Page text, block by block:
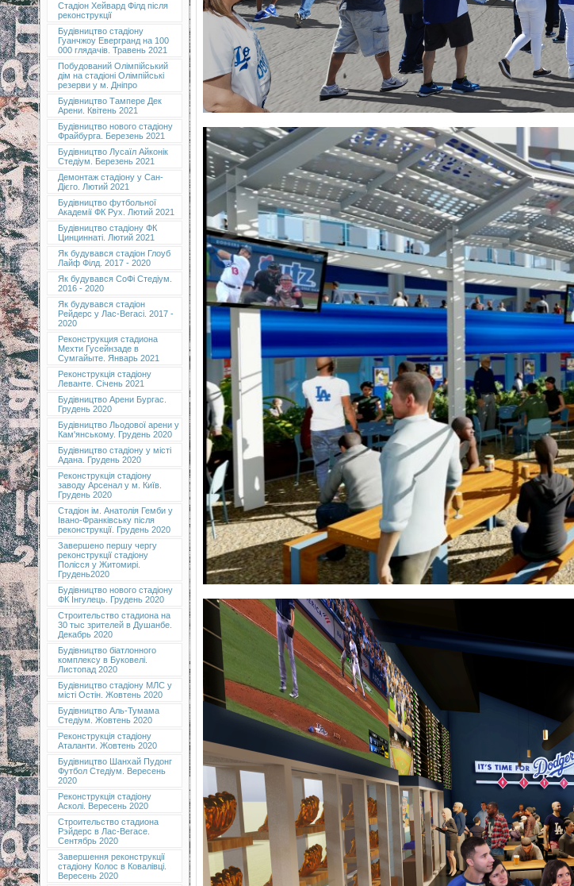
Стадіон Хейвард Філд після
реконструкції
Будівництво стадіону
Гуанчжоу Евергранд на 100
000 глядачів. Травень 2021
Побудований Олімпійський
дім на стадіоні Олімпійські
резерви у м. Дніпро
Будівництво Тампере Дек
Арени. Квітень 2021
Будівництво нового стадіону
Фрайбурга. Березень 2021
Будівництво Лусаїл Айконік
Стедіум. Березень 2021
Демонтаж стадіону у Сан-
Дієго. Лютий 2021
Будівництво футбольної
Академії ФК Рух. Лютий 2021
Будівництво стадіону ФК
Цинциннаті. Лютий 2021
Як будувався стадіон Глоуб
Лайф Філд. 2017 - 2020
Як будувався СоФі Стедіум.
2016 - 2020
Як будувався стадіон
Рейдерс у Лас-Вегасі. 2017 -
2020
Реконструкция стадиона
Мехти Гусейнзаде в
Сумгайыте. Январь 2021
Реконструкція стадіону
Леванте. Січень 2021
Будівництво Арени Бургас.
Грудень 2020
Будівництво Льодової арени у
Кам'янському. Грудень 2020
Будівництво стадіону у місті
Адана. Грудень 2020
Реконструкція стадіону
заводу Арсенал у м. Київ.
Грудень 2020
Cтадіон ім. Анатолія Гемби у
Івано-Франківську після
реконструкції. Грудень 2020
Завершено першу чергу
реконструкції стадіону
Полісся у Житомирі.
Грудень2020
Будівництво нового стадіону
ФК Інгулець. Грудень 2020
Строительство стадиона на
30 тыс зрителей в Душанбе.
Декабрь 2020
Будівництво біатлонного
комплексу в Буковелі.
Листопад 2020
Будівництво стадіону МЛС у
місті Остін. Жовтень 2020
Будівництво Аль-Тумама
Стедіум. Жовтень 2020
Реконструкція стадіону
Аталанти. Жовтень 2020
Будівництво Шанхай Пудонг
Футбол Стедіум. Вересень
2020
Реконструкція стадіону
Асколі. Вересень 2020
Строительство стадиона
Рэйдерс в Лас-Вегасе.
Сентябрь 2020
Завершення реконструкції
стадіону Колос в Ковалівці.
Вересень 2020